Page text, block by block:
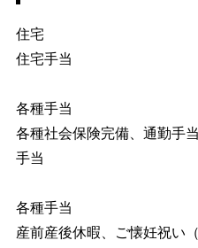
住宅
住宅手当
各種手当
各種社会保険完備、通勤手
手当
各種手当
産前産後休暇、ご懐妊祝い